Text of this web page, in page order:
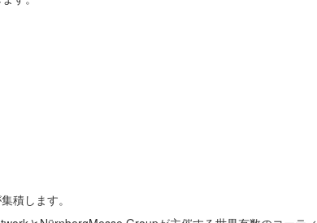
積します。